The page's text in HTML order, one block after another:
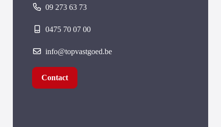
09 273 63 73
0475 70 07 00
info@topvastgoed.be
Contact